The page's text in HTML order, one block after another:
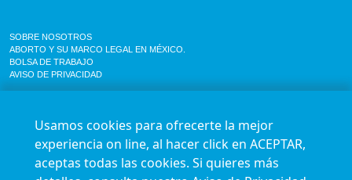
SOBRE NOSOTROS
ABORTO Y SU MARCO LEGAL EN MÉXICO.
BOLSA DE TRABAJO
AVISO DE PRIVACIDAD
Agenda en línea24/7 aquí
Impact report
Síguenos en nuestras redes
Usamos cookies para ofrecerte la mejor
experiencia on line, al hacer click en ACEPTAR,
aceptas todas las cookies. Si quieres más